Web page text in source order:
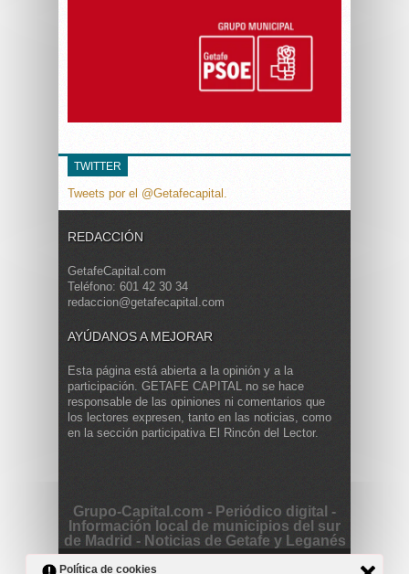
TWITTER
Tweets por el @Getafecapital.
REDACCIÓN
GetafeCapital.com
Teléfono: 601 42 30 34
redaccion@getafecapital.com
AYÚDANOS A MEJORAR
Esta página está abierta a la opinión y a la
participación. GETAFE CAPITAL no se hace
responsable de las opiniones ni comentarios que
los lectores expresen, tanto en las noticias, como
en la sección participativa El Rincón del Lector.
Grupo-Capital.com - Periódico digital -
Información local de municipios del sur
de Madrid - Noticias de Getafe y Leganés
Copyright © 2013 Getafe Capital. Powered by
Política de cookies